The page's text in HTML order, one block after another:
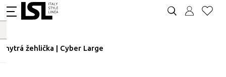
Chytrá žehlička | Cyber Large